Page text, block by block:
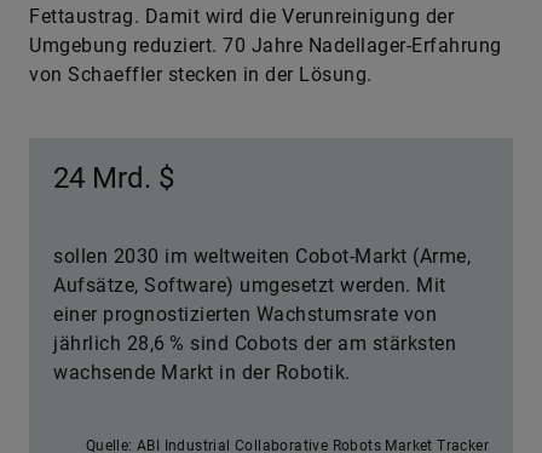
Fettaustrag. Damit wird die Verunreinigung der
Umgebung reduziert. 70 Jahre Nadellager-Erfahrung
von Schaeffler stecken in der Lösung.
24 Mrd. $
sollen 2030 im weltweiten Cobot-Markt (Arme,
Aufsätze, Software) umgesetzt werden. Mit
einer prognostizierten Wachstumsrate von
jährlich 28,6 % sind Cobots der am stärksten
wachsende Markt in der Robotik.
Quelle: ABI Industrial Collaborative Robots Market Tracker